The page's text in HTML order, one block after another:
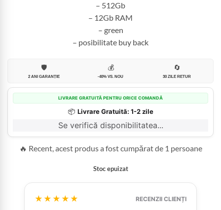
– 512Gb
– 12Gb RAM
– green
– posibilitate buy back
🛡️
2 ANI GARANȚIE
💰
-40% VS. NOU
🔄
30 ZILE RETUR
LIVRARE GRATUITĂ PENTRU ORICE COMANDĂ
📦 Livrare Gratuită: 1-2 zile
Se verifică disponibilitatea...
🔥 Recent, acest produs a fost cumpărat de 1 persoane
Stoc epuizat
★★★★★ RECENZII CLIENȚI